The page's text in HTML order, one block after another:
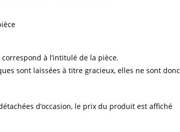
à l’intitulé de la pièce.
sont laissées à titre gracieux, elles ne sont donc
d’occasion, le prix du produit est affiché